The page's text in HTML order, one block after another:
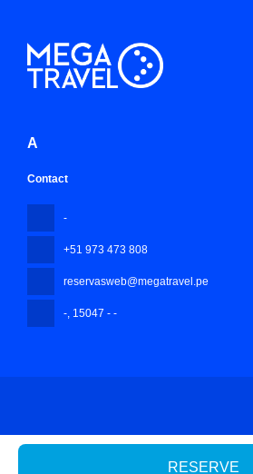
RESERVE
A
Contact
-
+51 973 473 808
reservasweb@megatravel.pe
- , 15047 - -
All rights reserved Mega Travel Peru © 2026